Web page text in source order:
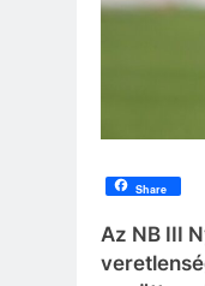
Share
Az NB III